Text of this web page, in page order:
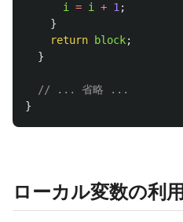
i
= i + 1 ;
}
return
block;
}
// ... 省略 ...
}
ローカル変数の利用